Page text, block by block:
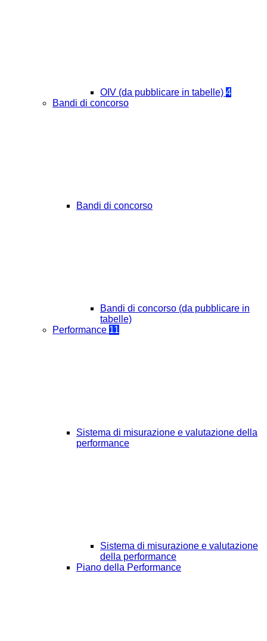
OIV (da pubblicare in tabelle) 4
Bandi di concorso
Bandi di concorso
Bandi di concorso (da pubblicare in
tabelle)
Performance 11
Sistema di misurazione e valutazione della
performance
Sistema di misurazione e valutazione
della performance
Piano della Performance